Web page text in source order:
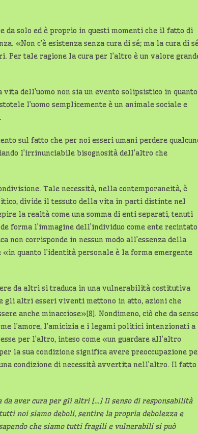
da solo ed è proprio in questi momenti che il fatto di
c’è esistenza senza cura di sé; ma la cura di
Per tale ragione la cura per l’altro è un valore
dell’uomo non sia un evento solipsistico in quanto
l’uomo semplicemente è un animale sociale e
sul fatto che per noi esseri umani perdere
l’irrinunciabile bisognosità dell’altro che
Tale necessità, nella contemporaneità, è
divide il tessuto della vita in parti distinte nel
la realtà come una somma di enti separati, tenuti
forma l’immagine dell’individuo come ente recintato
corrisponde in nessun modo all’essenza della
quanto l’identità personale è la forma emergente
da altri si traduca in una vulnerabilità costitutiva
gli altri esseri viventi mettono in atto, azioni che
anche minacciose»[8]. Nondimeno, ciò che da
l’amore, l’amicizia e i legami politici intenzionati a
per l’altro, inteso come «un guardare all’altro
la sua condizione significa avere preoccupazione
condizione di necessità avvertita nell’altro. Il fatto
da aver cura per gli altri […] Il senso di responsabilità
noi siamo deboli, sentire la propria debolezza e
che siamo tutti fragili e vulnerabili si può